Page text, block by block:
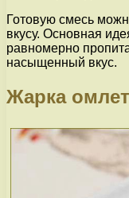
Готовую смесь
вкусу. Основная
равномерно
насыщенный вкус.
Жарка